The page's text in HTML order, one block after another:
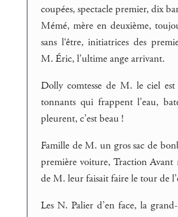
coupées, spectacle premier, dix
Mémé, mère en deuxième,
sans l‘être, initiatrices des
M. Éric, l’ultime ange arrivant.
Dolly comtesse de M. le ciel
tonnants qui frappent l’eau,
pleurent, c’est beau !
Famille de M. un gros sac de
première voiture, Traction Avant
de M. leur faisait faire le tour de
Les N. Palier d’en face, la